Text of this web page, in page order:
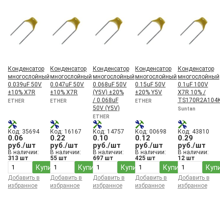
27 пФ
270 пФ
2700 пФ
30 пФ
300 пФ
3000 пФ
33 пФ
360 пФ
3600 пФ
39 нФ
39 пФ
390 пФ
3900 пФ
4.3 пФ
Конденсатор
многослойный
0.039uF 50V
±10% X7R
ETHER
Код: 35694
0.06
руб./шт
В наличии:
313 шт
Купить
Добавить в
избранное
Конденсатор
многослойный
0.047uF 50V
±10% X7R
ETHER
Код: 16167
0.22
руб./шт
В наличии:
55 шт
Купить
Добавить в
избранное
Конденсатор
многослойный
0.068uF 50V
(Y5V) ±20%
/ 0.068uF
50V (Y5V)
ETHER
Код: 14757
0.10
руб./шт
В наличии:
697 шт
Купить
Добавить в
избранное
Конденсатор
многослойный
0.15uF 50V
±20% Y5V
ETHER
Код: 00698
0.12
руб./шт
В наличии:
425 шт
Купить
Добавить в
избранное
Конденсатор
многослойный
0.1uF 100V
X7R 10% /
Suntan
Код: 43810
0.29
руб./шт
В наличии:
12 шт
Добавить в
избранное